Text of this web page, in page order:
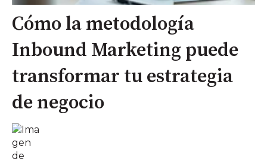
Cómo la metodología
Inbound Marketing puede
transformar tu estrategia
de negocio